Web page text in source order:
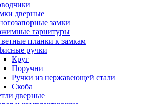
дверные
замки
гарнитуры
планки к замкам
ручки
Круг
Поручни
Ручки из нержавеющей стали
Скоба
дверные